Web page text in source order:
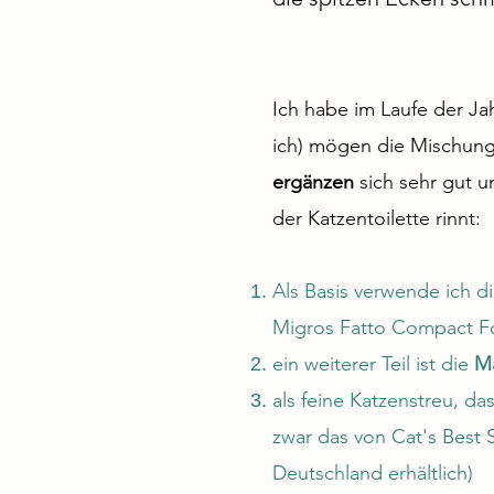
Ich habe im Laufe der
ich) mögen die
ergänzen sich sehr gut
der Katzentoilette rinnt:
Als Basis verwende ich
Migros Fatto Compact
ein weiterer Teil ist die
als feine Katzenstreu,
zwar das von Cat's Best
Deutschland erhältlich)